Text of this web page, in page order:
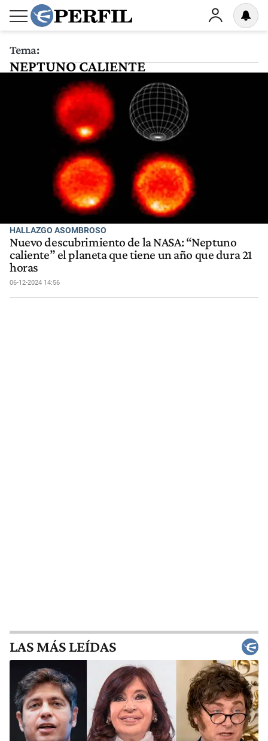
Tema:
NEPTUNO CALIENTE
HALLAZGO ASOMBROSO
Nuevo descubrimiento de la NASA: “Neptuno
caliente” el planeta que tiene un año que dura 21
horas
06-12-2024 14:56
LAS MÁS LEÍDAS